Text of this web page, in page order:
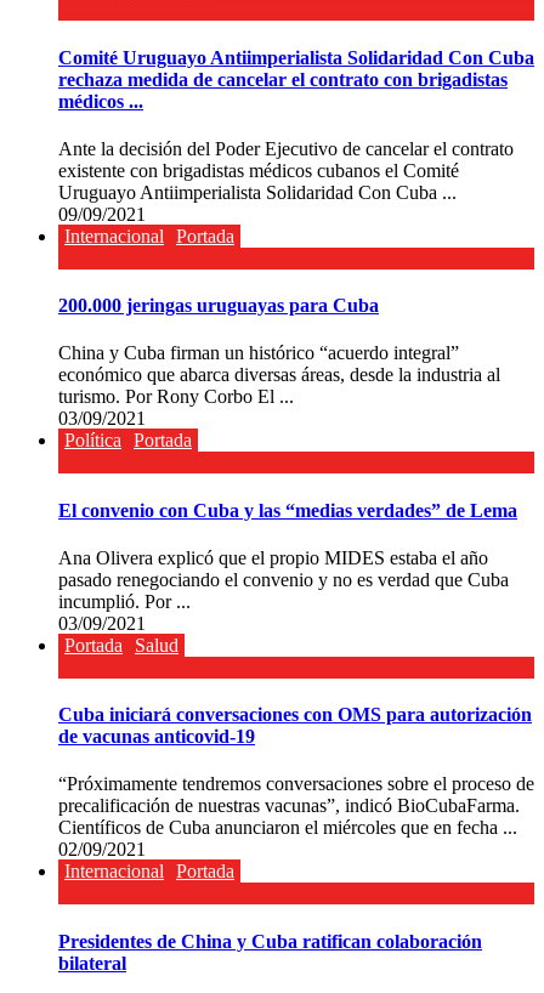
Comité Uruguayo Antiimperialista Solidaridad Con Cuba
rechaza medida de cancelar el contrato con brigadistas
médicos ...
Ante la decisión del Poder Ejecutivo de cancelar el contrato
existente con brigadistas médicos cubanos el Comité
Uruguayo Antiimperialista Solidaridad Con Cuba ...
09/09/2021
Internacional
Portada
200.000 jeringas uruguayas para Cuba
China y Cuba firman un histórico “acuerdo integral”
económico que abarca diversas áreas, desde la industria al
turismo. Por Rony Corbo El ...
03/09/2021
Política Portada
El convenio con Cuba y las “medias verdades” de Lema
Ana Olivera explicó que el propio MIDES estaba el año
pasado renegociando el convenio y no es verdad que Cuba
incumplió. Por ...
03/09/2021
Portada
Salud
Cuba iniciará conversaciones con OMS para autorización
de vacunas anticovid-19
“Próximamente tendremos conversaciones sobre el proceso de
precalificación de nuestras vacunas”, indicó BioCubaFarma.
Científicos de Cuba anunciaron el miércoles que en fecha ...
02/09/2021
Internacional Portada
Presidentes de China y Cuba ratifican colaboración
bilateral